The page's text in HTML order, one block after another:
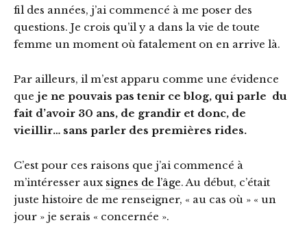
fil des années, j’ai commencé à me poser des
questions. Je crois qu’il y a dans la vie de toute
femme un moment où fatalement on en arrive là.
Par ailleurs, il m’est apparu comme une évidence
que je ne pouvais pas tenir ce blog, qui parle du
fait d’avoir 30 ans, de grandir et donc, de
vieillir… sans parler des premières rides.
C’est pour ces raisons que j’ai commencé à
m’intéresser aux signes de l’âge. Au début, c’était
juste histoire de me renseigner, « au cas où » « un
jour » je serais « concernée ».